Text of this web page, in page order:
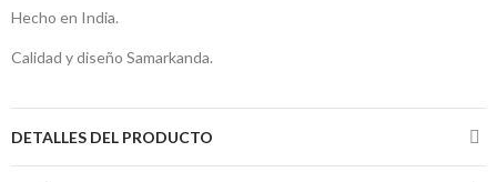
Hecho en India.
Calidad y diseño Samarkanda.
DETALLES DEL PRODUCTO